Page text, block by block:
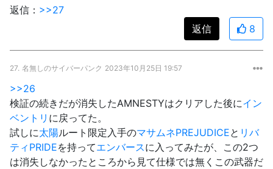
返信： >>27
返信
8
27. 名無しのサイバーパンク 2023年10月25日 19:57
>>26
検証の続きだが消失したAMNESTYはクリアした後にイン
ベントリ に戻ってた。
試しに太陽ルート限定入手のマサムネPREJUDICEと リバ
ティ PRIDEを持ってエンバースに入ってみたが、この2つ
は消失しなかったところから見て仕様では無くこの武器だ